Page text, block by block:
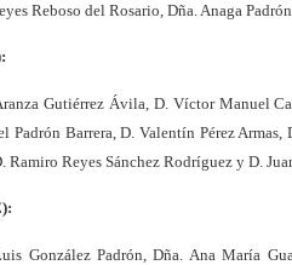
Reboso del Rosario, Dña. Anaga
Gutiérrez Ávila, D. Víctor Manuel
Barrera, D. Valentín Pérez
Ramiro Reyes Sánchez Rodríguez y D.
González Padrón, Dña. Ana María